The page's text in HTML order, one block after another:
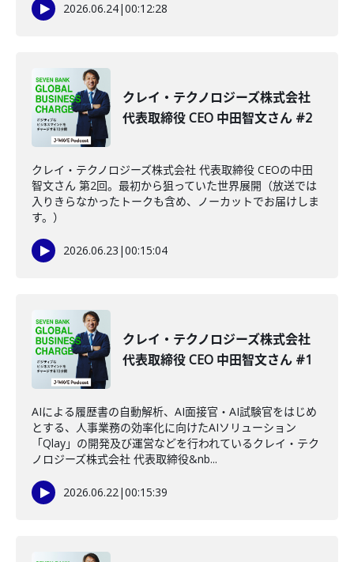
2026.06.24|00:12:28
クレイ・テクノロジーズ株式会社
代表取締役 CEO 中田智文さん #2
クレイ・テクノロジーズ株式会社 代表取締役 CEOの中田
智文さん 第2回。最初から狙っていた世界展開（放送では
入りきらなかったトークも含め、ノーカットでお届けしま
す。）
2026.06.23 |00:15:04
クレイ・テクノロジーズ株式会社
代表取締役 CEO 中田智文さん #1
AIによる履歴書の自動解析、AI面接官・AI試験官をはじめ
とする、人事業務の効率化に向けたAIソリューション
「Qlay」の開発及び運営などを行われているクレイ・テク
ノロジーズ株式会社 代表取締役&nb...
2026.06.22|00:15:39